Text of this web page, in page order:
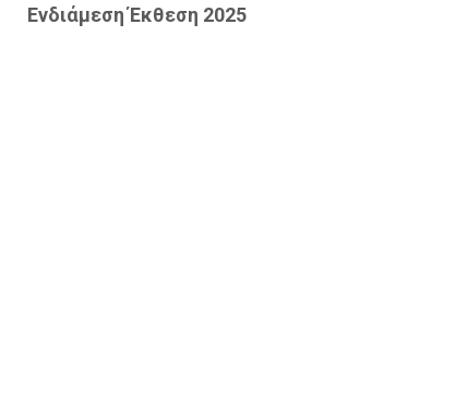
Ενδιάμεση Έκθεση 2025